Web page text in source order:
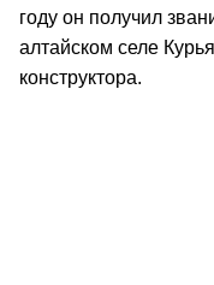
году он получил
алтайском селе
конструктора.